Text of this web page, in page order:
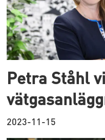
Petra Ståhl
2023-11-15